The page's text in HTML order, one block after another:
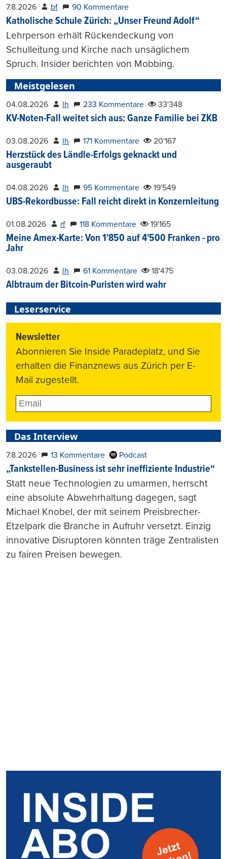
7.8.2026 bf 90 Kommentare
Katholische Schule Zürich: „Unser Freund Adolf“
Lehrperson erhält Rückendeckung von
Schulleitung und Kirche nach unsäglichem
Spruch. Insider berichten von Mobbing.
Meistgelesen
04.08.2026 lh 233 Kommentare 33'348
KV-Noten-Fall weitet sich aus: Ganze Familie bei ZKB
03.08.2026 lh 171 Kommentare 20'167
Herzstück des Ländle-Erfolgs geknackt und
ausgeraubt
04.08.2026 lh 95 Kommentare 19'549
UBS-Rekordbusse: Fall reicht direkt in Konzernleitung
01.08.2026 rf 118 Kommentare 19'165
Meine Amex-Karte: Von 1'850 auf 4'500 Franken - pro
Jahr
03.08.2026 lh 61 Kommentare 18'475
Albtraum der Bitcoin-Puristen wird wahr
Leserservice
Newsletter
Abonnieren Sie Inside Paradeplatz, und Sie
erhalten die Finanznews aus Zürich per E-
Mail zugestellt.
Das Interview
7.8.2026 13 Kommentare Podcast
„Tankstellen-Business ist sehr ineffiziente Industrie“
Statt neue Technologien zu umarmen, herrscht
eine absolute Abwehrhaltung dagegen, sagt
Michael Knobel, der mit seinem Preisbrecher-
Etzelpark die Branche in Aufruhr versetzt. Einzig
innovative Disruptoren könnten träge Zentralisten
zu fairen Preisen bewegen.